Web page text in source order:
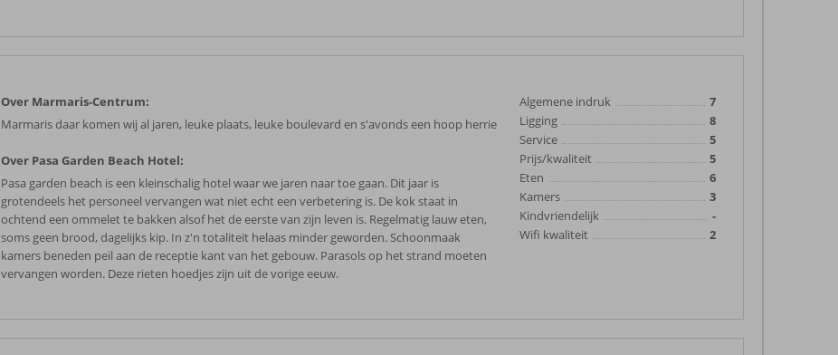
Over Marmaris-Centrum:
Marmaris daar komen wij al jaren, leuke plaats, leuke boulevard en s'avonds een hoop herrie
Over Pasa Garden Beach Hotel:
Pasa garden beach is een kleinschalig hotel waar we jaren naar toe gaan. Dit jaar is
grotendeels het personeel vervangen wat niet echt een verbetering is. De kok staat in
ochtend een ommelet te bakken alsof het de eerste van zijn leven is. Regelmatig lauw eten,
soms geen brood, dagelijks kip. In z'n totaliteit helaas minder geworden. Schoonmaak
kamers beneden peil aan de receptie kant van het gebouw. Parasols op het strand moeten
vervangen worden. Deze rieten hoedjes zijn uit de vorige eeuw.
Algemene indruk
7
Ligging
8
Service
5
Prijs/kwaliteit
5
Eten
6
Kamers
3
Kindvriendelijk
-
Wifi kwaliteit
2